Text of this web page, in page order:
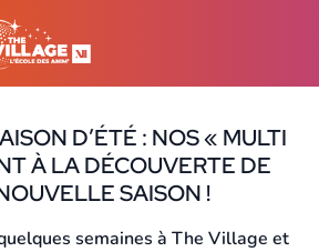
D’ÉTÉ : NOS « MULTI
À LA DÉCOUVERTE DE
SAISON !
semaines à The Village et